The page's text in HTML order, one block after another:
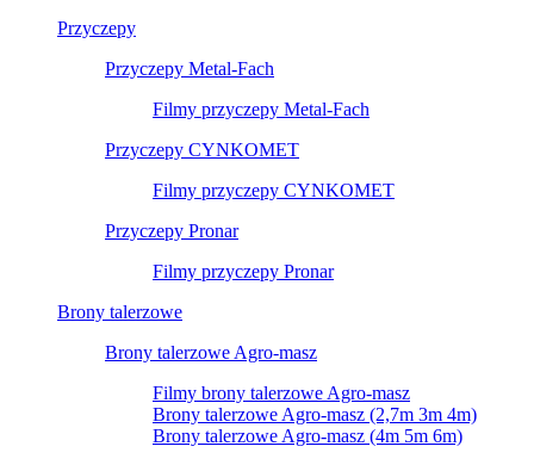
Przyczepy
Przyczepy Metal-Fach
Filmy przyczepy Metal-Fach
Przyczepy CYNKOMET
Filmy przyczepy CYNKOMET
Przyczepy Pronar
Filmy przyczepy Pronar
Brony talerzowe
Brony talerzowe Agro-masz
Filmy brony talerzowe Agro-masz
Brony talerzowe Agro-masz (2,7m 3m 4m)
Brony talerzowe Agro-masz (4m 5m 6m)